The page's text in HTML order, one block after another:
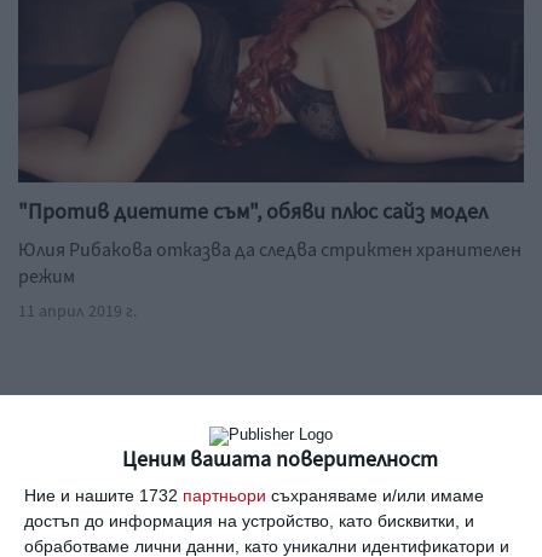
Ценим вашата поверителност
Ние и нашите 1732 партньори съхраняваме и/или имаме
достъп до информация на устройство, като бисквитки, и
обработваме лични данни, като уникални идентификатори и
"Против диетите съм", обяви плюс сайз модел
Юлия Рибакова отказва да следва стриктен хранителен
режим
11 април 2019 г.
Вижте още